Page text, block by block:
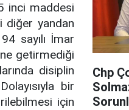
inci maddesi
diğer yandan
sayılı İmar
getirmediği
disiplin
bir
için
Chp